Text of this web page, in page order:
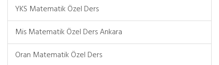
YKS Matematik Özel Ders
Mis Matematik Özel Ders Ankara
Oran Matematik Özel Ders